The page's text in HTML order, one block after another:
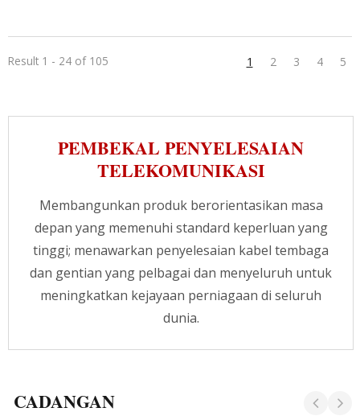
digunakan untuk menyambungkan kaset MPO
atau MTP untuk rangkaian jalur lebar dan data
masa depan.
Result 1 - 24 of 105 1 2 3 4 5
PEMBEKAL PENYELESAIAN
TELEKOMUNIKASI
Membangunkan produk berorientasikan masa
depan yang memenuhi standard keperluan yang
tinggi; menawarkan penyelesaian kabel tembaga
dan gentian yang pelbagai dan menyeluruh untuk
meningkatkan kejayaan perniagaan di seluruh
dunia.
CADANGAN